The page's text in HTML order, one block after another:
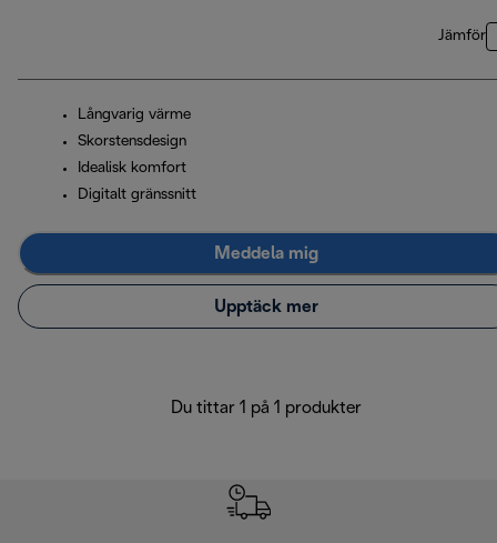
Jämför
Långvarig värme
Skorstensdesign
Idealisk komfort
Digitalt gränssnitt
Meddela mig
Upptäck mer
Du tittar 1 på 1 produkter